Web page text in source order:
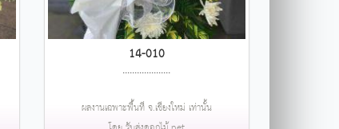
14-010
....................
ผลงานเฉพาะพื้นที่ จ.เชียงใหม่ เท่านั้น